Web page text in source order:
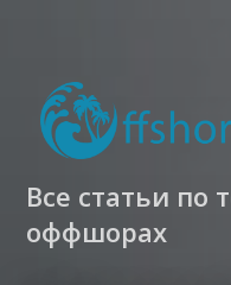
Все статьи по
оффшорах